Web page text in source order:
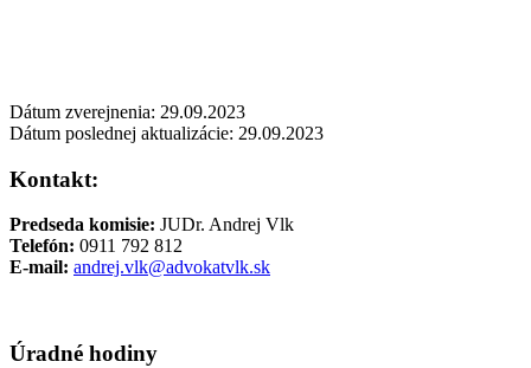
Dátum zverejnenia: 29.09.2023
Dátum poslednej aktualizácie: 29.09.2023
Kontakt:
Predseda komisie: JUDr. Andrej Vlk
Telefón: 0911 792 812
E-mail: andrej.vlk@advokatvlk.sk
Úradné hodiny